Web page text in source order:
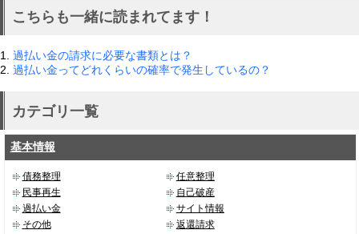
こちらも一緒に読まれてます！
1. 過払い金の請求に必要な書類とは？
2. 過払い金ってどれくらいの確率で発生しているの？
カテゴリ一覧
基本情報
債務整理
任意整理
民事再生
自己破産
過払い金
サイト情報
その他
返還請求